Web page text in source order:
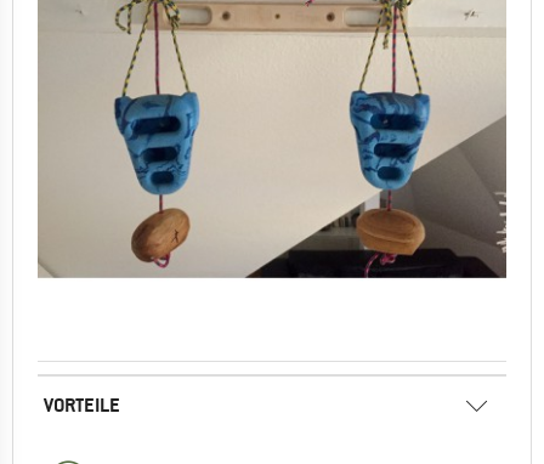
VORTEILE